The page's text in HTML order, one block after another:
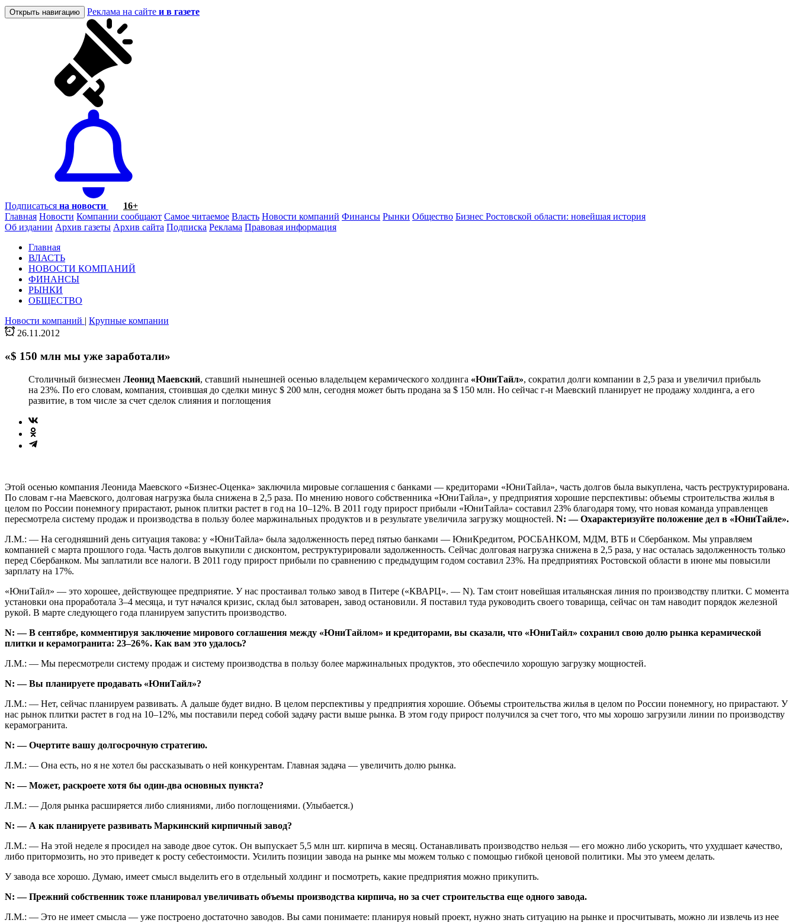
Открыть навигацию Реклама на сайте и в газете
Подписаться на новости
16+
Главная Новости Компании сообщают Самое читаемое Власть Новости компаний Финансы Рынки Общество Бизнес Ростовской области: новейшая история
Об издании Архив газеты Архив сайта Подписка Реклама Правовая информация
Главная
ВЛАСТЬ
НОВОСТИ КОМПАНИЙ
ФИНАНСЫ
РЫНКИ
ОБЩЕСТВО
Новости компаний | Крупные компании
26.11.2012
«$ 150 млн мы уже заработали»
Столичный бизнесмен Леонид Маевский, ставший нынешней осенью владельцем керамического холдинга «ЮниТайл», сократил долги компании в 2,5 раза и увеличил прибыль
на 23%. По его словам, компания, стоившая до сделки минус $ 200 млн, сегодня может быть продана за $ 150 млн. Но сейчас г-н Маевский планирует не продажу холдинга, а его
развитие, в том числе за счет сделок слияния и поглощения
Этой осенью компания Леонида Маевского «Бизнес-Оценка» заключила мировые соглашения с банками — кредиторами «ЮниТайла», часть долгов была выкуплена, часть реструктурирована.
По словам г-на Маевского, долговая нагрузка была снижена в 2,5 раза. По мнению нового собственника «ЮниТайла», у предприятия хорошие перспективы: объемы строительства жилья в
целом по России понемногу прирастают, рынок плитки растет в год на 10–12%. В 2011 году прирост прибыли «ЮниТайла» составил 23% благодаря тому, что новая команда управленцев
пересмотрела систему продаж и производства в пользу более маржинальных продуктов и в результате увеличила загрузку мощностей. N: — Охарактеризуйте положение дел в «ЮниТайле».
Л.М.: — На сегодняшний день ситуация такова: у «ЮниТайла» была задолженность перед пятью банками — ЮниКредитом, РОСБАНКОМ, МДМ, ВТБ и Сбербанком. Мы управляем
компанией с марта прошлого года. Часть долгов выкупили с дисконтом, реструктурировали задолженность. Сейчас долговая нагрузка снижена в 2,5 раза, у нас осталась задолженность только
перед Сбербанком. Мы заплатили все налоги. В 2011 году прирост прибыли по сравнению с предыдущим годом составил 23%. На предприятиях Ростовской области в июне мы повысили
зарплату на 17%.
«ЮниТайл» — это хорошее, действующее предприятие. У нас простаивал только завод в Питере («КВАРЦ». — N). Там стоит новейшая итальянская линия по производству плитки. С момента
установки она проработала 3–4 месяца, и тут начался кризис, склад был затоварен, завод остановили. Я поставил туда руководить своего товарища, сейчас он там наводит порядок железной
рукой. В марте следующего года планируем запустить производство.
N: — В сентябре, комментируя заключение мирового соглашения между «ЮниТайлом» и кредиторами, вы сказали, что «ЮниТайл» сохранил свою долю рынка керамической
плитки и керамогранита: 23–26%. Как вам это удалось?
Л.М.: — Мы пересмотрели систему продаж и систему производства в пользу более маржинальных продуктов, это обеспечило хорошую загрузку мощностей.
N: — Вы планируете продавать «ЮниТайл»?
Л.М.: — Нет, сейчас планируем развивать. А дальше будет видно. В целом перспективы у предприятия хорошие. Объемы строительства жилья в целом по России понемногу, но прирастают. У
нас рынок плитки растет в год на 10–12%, мы поставили перед собой задачу расти выше рынка. В этом году прирост получился за счет того, что мы хорошо загрузили линии по производству
керамогранита.
N: — Очертите вашу долгосрочную стратегию.
Л.М.: — Она есть, но я не хотел бы рассказывать о ней конкурентам. Главная задача — увеличить долю рынка.
N: — Может, раскроете хотя бы один-два основных пункта?
Л.М.: — Доля рынка расширяется либо слияниями, либо поглощениями. (Улыбается.)
N: — А как планируете развивать Маркинский кирпичный завод?
Л.М.: — На этой неделе я просидел на заводе двое суток. Он выпускает 5,5 млн шт. кирпича в месяц. Останавливать производство нельзя — его можно либо ускорить, что ухудшает качество,
либо притормозить, но это приведет к росту себестоимости. Усилить позиции завода на рынке мы можем только с помощью гибкой ценовой политики. Мы это умеем делать.
У завода все хорошо. Думаю, имеет смысл выделить его в отдельный холдинг и посмотреть, какие предприятия можно прикупить.
N: — Прежний собственник тоже планировал увеличивать объемы производства кирпича, но за счет строительства еще одного завода.
Л.М.: — Это не имеет смысла — уже построено достаточно заводов. Вы сами понимаете: планируя новый проект, нужно знать ситуацию на рынке и просчитывать, можно ли извлечь из нее